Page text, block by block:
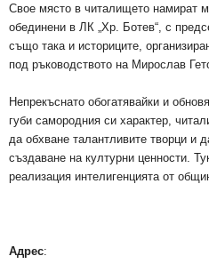
Свое място в читалището намират
обединени в ЛК „Хр. Ботев“, с
също така и историците,
под ръководството на Мирослав
Непрекъснато обогатявайки и
губи самородния си характер,
да обхване талантливите творци и
създаване на културни ценности.
реализация интелигенцията от
Адрес: